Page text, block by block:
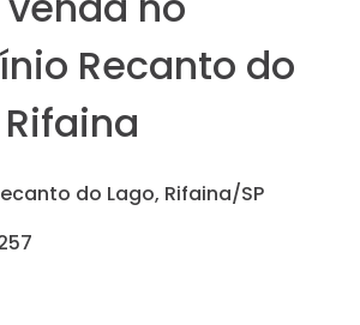
Recanto do
do Lago, Rifaina/SP